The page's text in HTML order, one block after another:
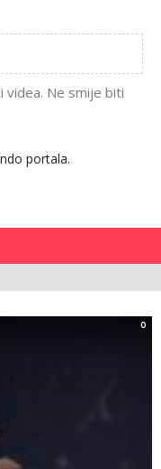
Ne smije biti
portala.
0